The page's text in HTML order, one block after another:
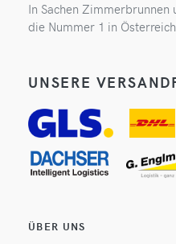
In Sachen
die Nummer 1 in
UNSERE
ÜBER UNS